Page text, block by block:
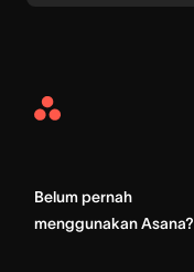
Asana
Belum pernah
menggunakan Asana?